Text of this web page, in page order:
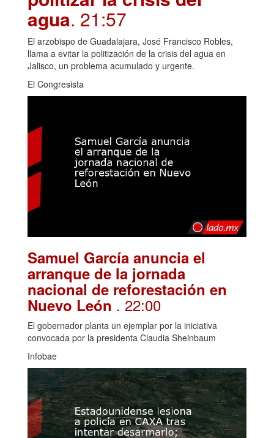
agua. 21:57
El arzobispo de Guadalajara, José Francisco Robles,
llama a evitar la politización de la crisis del agua en
Jalisco, un problema acumulado y urgente.
El Congresista
Samuel García anuncia el
arranque de la jornada
nacional de reforestación en
Nuevo León . 22:00
El gobernador planta un ejemplar por la iniciativa
convocada por la presidenta Claudia Sheinbaum
Infobae